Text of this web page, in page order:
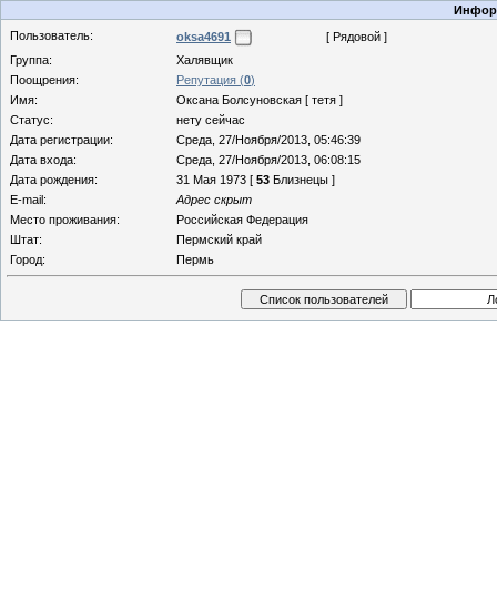
Пользователь:
oksa4691
[ Рядовой ]
Группа:
Халявщик
Поощрения:
Репутация (0)
Имя:
Оксана Болсуновская [ тетя ]
Статус:
нету сейчас
Дата регистрации:
Среда, 27/Ноября/2013, 05:46:39
Дата входа:
Среда, 27/Ноября/2013, 06:08:15
Дата рождения:
31 Мая 1973 [ 53 Близнецы ]
E-mail:
Адрес скрыт
Место проживания:
Российская Федерация
Штат:
Пермский край
Город:
Пермь